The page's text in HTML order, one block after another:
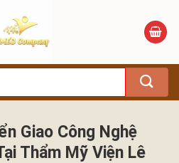
Giao Công Nghệ
Thẩm Mỹ Viện Lê